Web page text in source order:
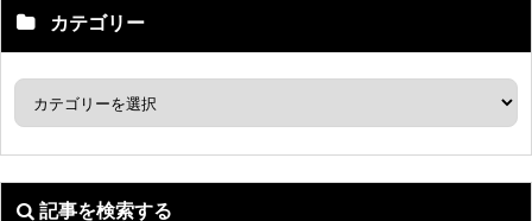
カテゴリー
記事を検索する